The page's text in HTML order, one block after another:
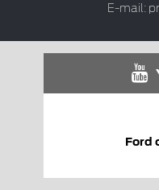
E-mail:
Ford